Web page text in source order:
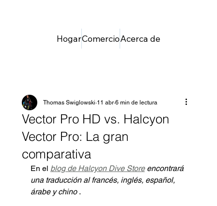
HogarComercioAcerca de
Vector Pro HD vs. Halcyon
Vector Pro: La gran
comparativa
Thomas Swiglowski 11 abr 6 min de lectura
En el blog de Halcyon Dive Store encontrará
una traducción al francés, inglés, español,
árabe y chino .